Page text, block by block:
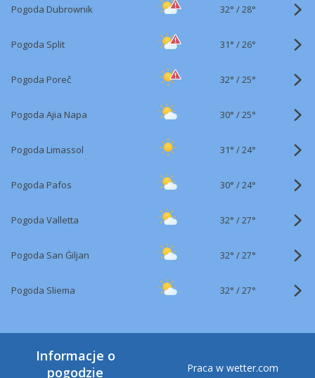
Pogoda Dubrownik 32° /28°
Pogoda Split 31° /26°
Pogoda Poreč 32° /25°
Pogoda Ajia Napa 30° /25°
Pogoda Limassol 31° /24°
Pogoda Pafos 30° /24°
Pogoda Valletta 32° /27°
Pogoda San Ġiljan 32° /27°
Pogoda Sliema 32° /27°
Informacje o
pogodzie
Praca w wetter.com